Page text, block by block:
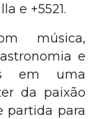
e +5521.
música,
e
em uma
da paixão
partida para